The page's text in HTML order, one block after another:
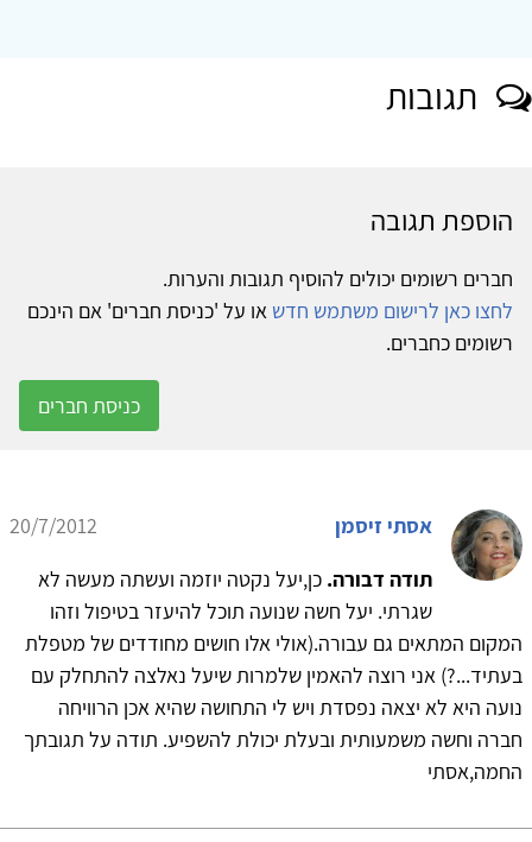
תגובות
הוספת תגובה
חברים רשומים יכולים להוסיף תגובות והערות.
לחצו כאן לרישום משתמש חדש או על 'כניסת חברים' אם הינכם
רשומים כחברים.
כניסת חברים
אסתי זיסמן
20/7/2012
תודה דבורה. כן,יעל נקטה יוזמה ועשתה מעשה לא
שגרתי. יעל חשה שנועה תוכל להיעזר בטיפול וזהו
המקום המתאים גם עבורה.(אולי אלו חושים מחודדים של מטפלת
בעתיד...?) אני רוצה להאמין שלמרות שיעל נאלצה להתחלק עם
נועה היא לא יצאה נפסדת ויש לי התחושה שהיא אכן הרוויחה
חברה וחשה משמעותית ובעלת יכולת להשפיע. תודה על תגובתך
החמה,אסתי